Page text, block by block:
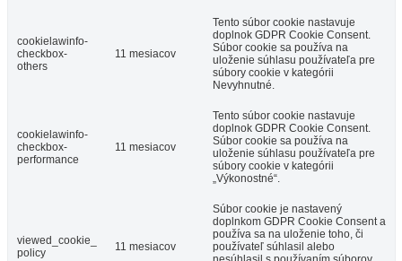
cookielawinfo-
checkbox-
others
11 mesiacov
Tento súbor cookie nastavuje
doplnok GDPR Cookie Consent.
Súbor cookie sa používa na
uloženie súhlasu používateľa pre
súbory cookie v kategórii
Nevyhnutné.
cookielawinfo-
checkbox-
performance
11 mesiacov
Tento súbor cookie nastavuje
doplnok GDPR Cookie Consent.
Súbor cookie sa používa na
uloženie súhlasu používateľa pre
súbory cookie v kategórii
„Výkonostné“.
viewed_cookie_
policy
11 mesiacov
Súbor cookie je nastavený
doplnkom GDPR Cookie Consent a
používa sa na uloženie toho, či
používateľ súhlasil alebo